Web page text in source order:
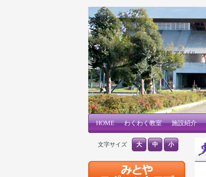
三刀屋文化体育館 アスパル
メインメニュー
メインコンテンツへ移動
サブコンテンツへ移動
HOME わくわく教室 施設紹介
文字サイズ 大 中 小